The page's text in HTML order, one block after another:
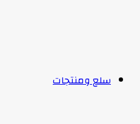
سلع ومنتجات